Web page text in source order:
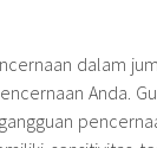
dalam
Anda.